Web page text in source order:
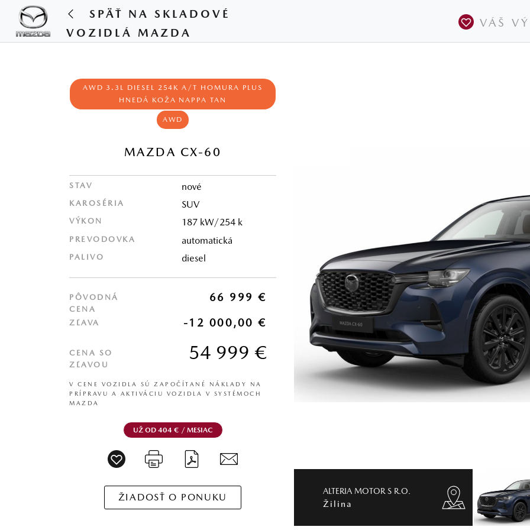
SPÄŤ NA SKLADOVÉ
VOZIDLÁ MAZDA
VÁŠ
AWD 3.3L DIESEL 254K A/T HOMURA PLUS
HNEDÁ KOŽA NAPPA TAN
AWD
MAZDA CX-60
STAV nové
KAROSÉRIA SUV
VÝKON 187 kW/254 k
PREVODOVKA automatická
PALIVO diesel
PÔVODNÁ
CENA
66 999 €
ZĽAVA -12 000,00 €
CENA SO
ZĽAVOU
54 999 €
V CENE VOZIDLA SÚ ZAPOČÍTANÉ NÁKLADY NA
PRÍPRAVU A AKTIVÁCIU VOZIDLA V SYSTÉMOCH
MAZDA
UŽ OD 404 € / MESIAC
ŽIADOSŤ O PONUKU
ALTERIA MOTOR S R.O.
Žilina